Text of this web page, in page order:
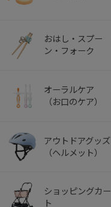
おはし・スプー
ン・フォーク
オーラルケア
（お口のケア）
アウトドアグッズ
（ヘルメット）
ショッピングカー
ト